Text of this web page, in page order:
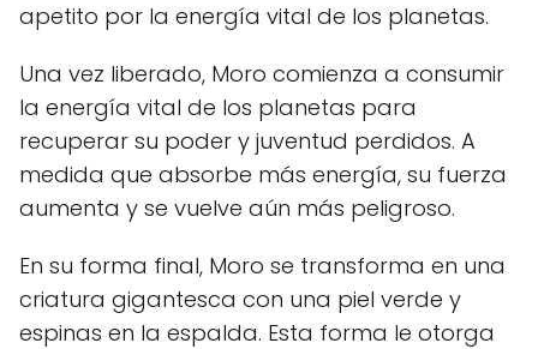
apetito por la energía vital de los planetas.
Una vez liberado, Moro comienza a consumir
la energía vital de los planetas para
recuperar su poder y juventud perdidos. A
medida que absorbe más energía, su fuerza
aumenta y se vuelve aún más peligroso.
En su forma final, Moro se transforma en una
criatura gigantesca con una piel verde y
espinas en la espalda. Esta forma le otorga